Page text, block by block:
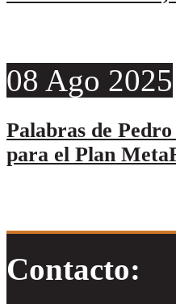
08 Ago 2025
Palabras de
para el Plan
Contacto: